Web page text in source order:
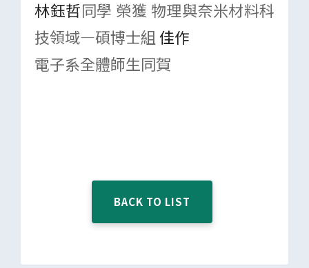
林鈺哲同學 榮獲 物理與奈米材料科
技領域—碩博士組 佳作
電子系全體師生同賀
BACK TO LIST